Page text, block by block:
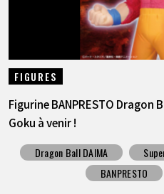
FIGURES
Figurine BANPRESTO Dragon
Goku à venir !
Dragon Ball DAIMA
BANPRESTO